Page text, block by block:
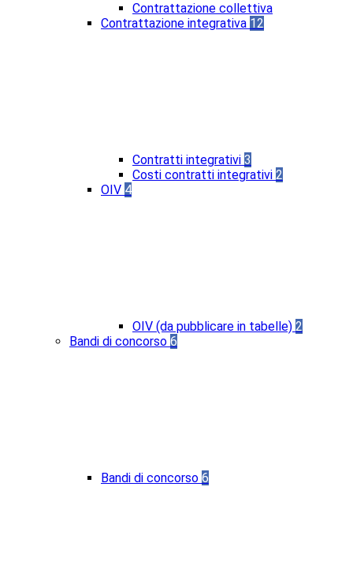
Contrattazione collettiva
Contrattazione integrativa 12
Contratti integrativi 3
Costi contratti integrativi 2
OIV 4
OIV (da pubblicare in tabelle) 2
Bandi di concorso 6
Bandi di concorso 6